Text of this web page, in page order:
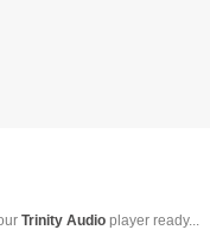
Trinity Audio player ready...